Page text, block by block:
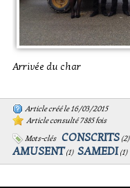
Arrivée du char
Article créé le 16/03/2015
Article consulté 7885 fois
Mots-clés
CONSCRITS (2)
AMUSENT(1) SAMEDI (1)